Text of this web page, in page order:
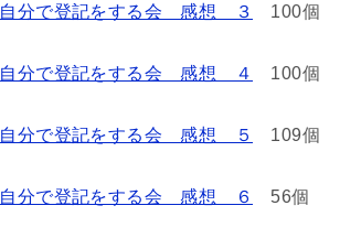
自分で登記をする会 感想 ３ 100個
自分で登記をする会 感想 ４ 100個
自分で登記をする会 感想 ５ 109個
自分で登記をする会 感想 ６ 56個